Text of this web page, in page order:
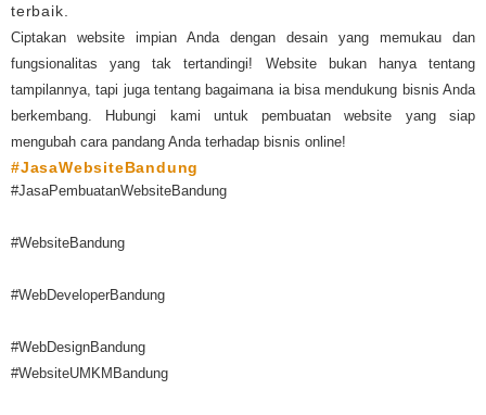
terbaik.
Ciptakan website impian Anda dengan desain yang memukau dan
fungsionalitas yang tak tertandingi! Website bukan hanya tentang
tampilannya, tapi juga tentang bagaimana ia bisa mendukung bisnis Anda
berkembang. Hubungi kami untuk pembuatan website yang siap
mengubah cara pandang Anda terhadap bisnis online!
#JasaWebsiteBandung
#JasaPembuatanWebsiteBandung
#WebsiteBandung
#WebDeveloperBandung
#WebDesignBandung
#WebsiteUMKMBandung